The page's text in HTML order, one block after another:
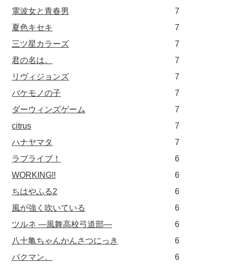
電波女と青春男
7
夏色キセキ
7
三ツ星カラーズ
7
君の名は。
7
リヴィジョンズ
7
バケモノの子
7
ダーウィンズゲーム
7
citrus
7
ハナヤマタ
7
ラブライブ！
6
WORKING!!
6
ちはやふる2
6
風が強く吹いている
6
ツルネ ―風舞高校弓道部―
6
八十亀ちゃんかんさつにっき
6
バクマン。
6